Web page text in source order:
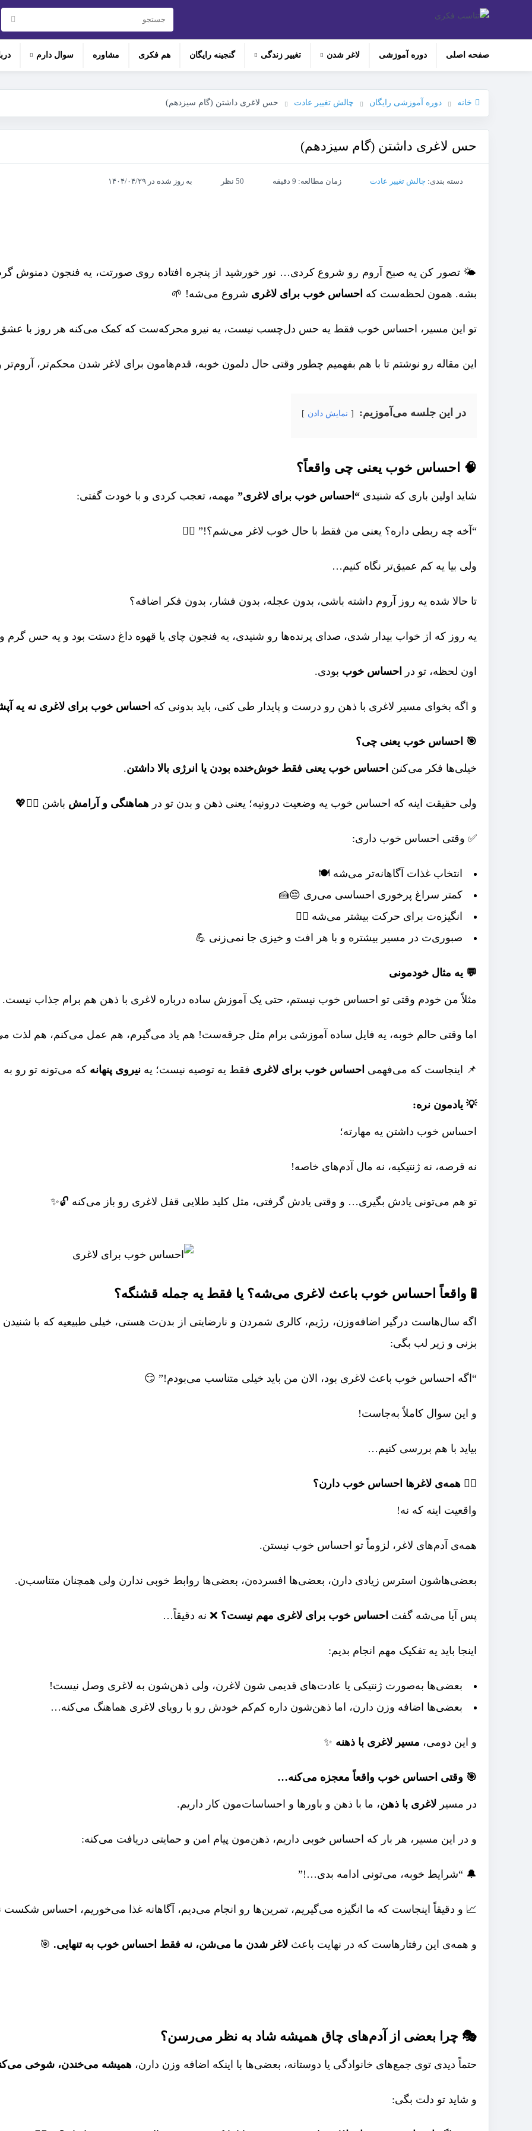
صفحه اصلی دوره‌ آموزشی لاغر شدن تغییر زندگی گنجینه رایگان هم‌ فکری مشاوره سوال دارم
خانه دوره آموزشی رایگان چالش تغییر عادت حس لاغری داشتن (گام سیزدهم)
حس لاغری داشتن (گام سیزدهم)
دسته بندی: چالش تغییر عادت زمان مطالعه: 9 دقیقه 50 نظر به روز شده در ۱۴۰۴/۰۴/۲۹
🌤️ تصور کن یه صبح آروم رو شروع کردی… نور خورشید از پنجره افتاده روی صورتت، یه فنجون
بشه. همون لحظه‌ست که احساس خوب برای لاغری شروع می‌شه! 🌱
تو این مسیر، احساس خوب فقط یه حس دل‌چسب نیست، یه نیرو محرکه‌ست که کمک می‌کنه هر روز با
این مقاله رو نوشتم تا با هم بفهمیم چطور وقتی حال دلمون خوبه، قدم‌هامون برای لاغر شدن محکم‌تر، آروم‌تر
در این جلسه می‌آموزیم: نمایش دادن
🧠 احساس خوب یعنی چی واقعاً؟
شاید اولین باری که شنیدی “احساس خوب برای لاغری” مهمه، تعجب کردی و با خودت گفتی:
“آخه چه ربطی داره؟ یعنی من فقط با حال خوب لاغر می‌شم؟!” 🤷‍♀️
ولی بیا یه کم عمیق‌تر نگاه کنیم…
تا حالا شده یه روز آروم داشته باشی، بدون عجله، بدون فشار، بدون فکر اضافه؟
یه روز که از خواب بیدار شدی، صدای پرنده‌ها رو شنیدی، یه فنجون چای یا قهوه داغ دستت بود و یه حس
اون لحظه، تو در احساس خوب بودی.
و اگه بخوای مسیر لاغری با ذهن رو درست و پایدار طی کنی، باید بدونی که احساس خوب برای لاغری نه یه
🎯 احساس خوب یعنی چی؟
خیلی‌ها فکر می‌کنن احساس خوب یعنی فقط خوش‌خنده بودن یا انرژی بالا داشتن.
ولی حقیقت اینه که احساس خوب یه وضعیت درونیه؛ یعنی ذهن و بدن تو در هماهنگی و آرامش باشن 🧘‍♀️💖
✅ وقتی احساس خوب داری:
انتخاب غذات آگاهانه‌تر می‌شه 🍽️
کمتر سراغ پرخوری احساسی می‌ری 😔🍰
انگیزه‌ت برای حرکت بیشتر می‌شه 🏃‍♀️
صبوری‌ت در مسیر بیشتره و با هر افت و خیزی جا نمی‌زنی 💪
💬 یه مثال خودمونی
مثلاً من خودم وقتی تو احساس خوب نیستم، حتی یک آموزش ساده درباره لاغری با ذهن هم برام جذاب نیست.
اما وقتی حالم خوبه، یه فایل ساده آموزشی برام مثل جرقه‌ست! هم یاد می‌گیرم، هم عمل می‌کنم، هم لذت
📌 اینجاست که می‌فهمی احساس خوب برای لاغری فقط یه توصیه نیست؛ یه نیروی پنهانه که می‌تونه تو رو
💡 یادمون نره:
احساس خوب داشتن یه مهارته؛
نه قرصه، نه ژنتیکیه، نه مال آدم‌های خاصه!
تو هم می‌تونی یادش بگیری… و وقتی یادش گرفتی، مثل کلید طلایی قفل لاغری رو باز می‌کنه 🔓✨
🧪 واقعاً احساس خوب باعث لاغری می‌شه؟ یا فقط یه جمله قشنگه؟
اگه سال‌هاست درگیر اضافه‌وزن، رژیم، کالری شمردن و نارضایتی از بدن‌ت هستی، خیلی طبیعیه که با
بزنی و زیر لب بگی:
“اگه احساس خوب باعث لاغری بود، الان من باید خیلی متناسب می‌بودم!” 😏
و این سوال کاملاً به‌جاست!
بیاید با هم بررسی کنیم…
🤹‍♀️ همه‌ی لاغرها احساس خوب دارن؟
واقعیت اینه که نه!
همه‌ی آدم‌های لاغر، لزوماً تو احساس خوب نیستن.
بعضی‌هاشون استرس زیادی دارن، بعضی‌ها افسرده‌ن، بعضی‌ها روابط خوبی ندارن ولی همچنان متناسب‌ن.
پس آیا می‌شه گفت احساس خوب برای لاغری مهم نیست؟ ❌ نه دقیقاً…
اینجا باید یه تفکیک مهم انجام بدیم:
بعضی‌ها به‌صورت ژنتیکی یا عادت‌های قدیمی‌ شون لاغرن، ولی ذهن‌شون به لاغری وصل نیست!
بعضی‌ها اضافه وزن دارن، اما ذهن‌شون داره کم‌کم خودش رو با رویای لاغری هماهنگ می‌کنه…
و این دومی، مسیر لاغری با ذهنه ✨
🎯 وقتی احساس خوب واقعاً معجزه می‌کنه…
در مسیر لاغری با ذهن، ما با ذهن و باورها و احساسات‌مون کار داریم.
و در این مسیر، هر بار که احساس خوبی داریم، ذهن‌مون پیام امن و حمایتی دریافت می‌کنه:
🔔 “شرایط خوبه، می‌تونی ادامه بدی…!”
📈 و دقیقاً اینجاست که ما انگیزه می‌گیریم، تمرین‌ها رو انجام می‌دیم، آگاهانه غذا می‌خوریم، احساس
و همه‌ی این رفتارهاست که در نهایت باعث لاغر شدن ما می‌شن، نه فقط احساس خوب به تنهایی. 🎯
🎭 چرا بعضی از آدم‌های چاق همیشه شاد به نظر می‌رسن؟
حتماً دیدی توی جمع‌های خانوادگی یا دوستانه، بعضی‌ها با اینکه اضافه وزن دارن، همیشه می‌خندن، شوخی
و شاید تو دلت بگی: